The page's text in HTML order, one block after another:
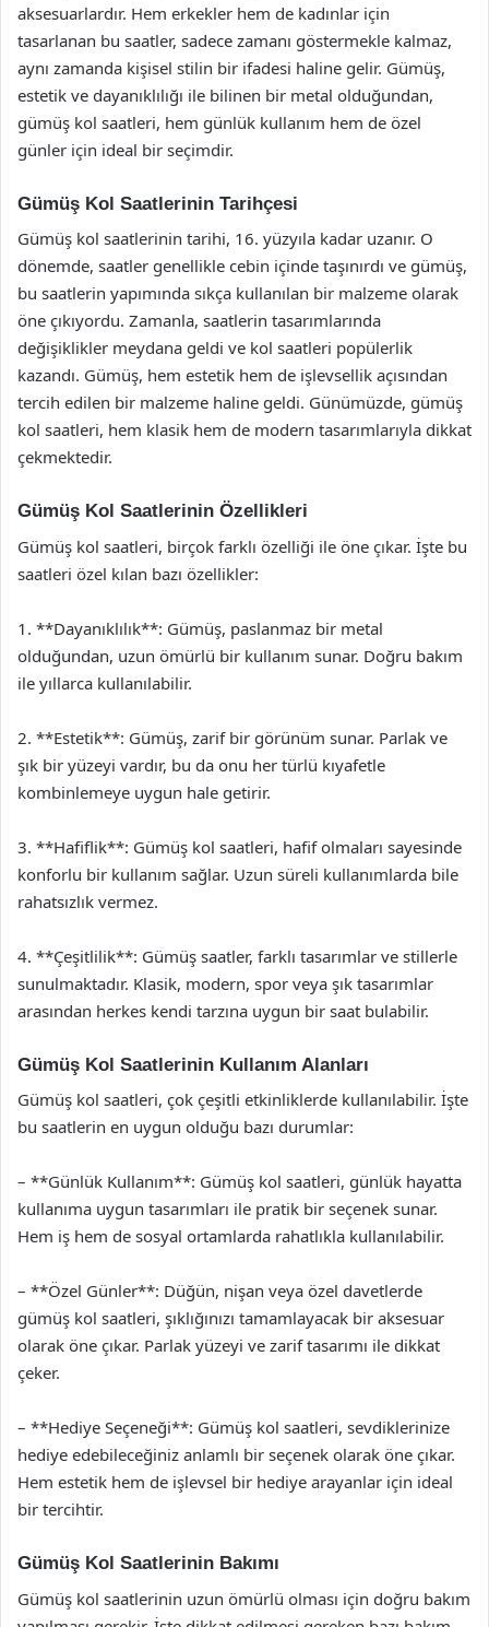
aksesuarlardır. Hem erkekler hem de kadınlar için
tasarlanan bu saatler, sadece zamanı göstermekle kalmaz,
aynı zamanda kişisel stilin bir ifadesi haline gelir. Gümüş,
estetik ve dayanıklılığı ile bilinen bir metal olduğundan,
gümüş kol saatleri, hem günlük kullanım hem de özel
günler için ideal bir seçimdir.
Gümüş Kol Saatlerinin Tarihçesi
Gümüş kol saatlerinin tarihi, 16. yüzyıla kadar uzanır. O
dönemde, saatler genellikle cebin içinde taşınırdı ve gümüş,
bu saatlerin yapımında sıkça kullanılan bir malzeme olarak
öne çıkıyordu. Zamanla, saatlerin tasarımlarında
değişiklikler meydana geldi ve kol saatleri popülerlik
kazandı. Gümüş, hem estetik hem de işlevsellik açısından
tercih edilen bir malzeme haline geldi. Günümüzde, gümüş
kol saatleri, hem klasik hem de modern tasarımlarıyla dikkat
çekmektedir.
Gümüş Kol Saatlerinin Özellikleri
Gümüş kol saatleri, birçok farklı özelliği ile öne çıkar. İşte bu
saatleri özel kılan bazı özellikler:
1. **Dayanıklılık**: Gümüş, paslanmaz bir metal
olduğundan, uzun ömürlü bir kullanım sunar. Doğru bakım
ile yıllarca kullanılabilir.
2. **Estetik**: Gümüş, zarif bir görünüm sunar. Parlak ve
şık bir yüzeyi vardır, bu da onu her türlü kıyafetle
kombinlemeye uygun hale getirir.
3. **Hafiflik**: Gümüş kol saatleri, hafif olmaları sayesinde
konforlu bir kullanım sağlar. Uzun süreli kullanımlarda bile
rahatsızlık vermez.
4. **Çeşitlilik**: Gümüş saatler, farklı tasarımlar ve stillerle
sunulmaktadır. Klasik, modern, spor veya şık tasarımlar
arasından herkes kendi tarzına uygun bir saat bulabilir.
Gümüş Kol Saatlerinin Kullanım Alanları
Gümüş kol saatleri, çok çeşitli etkinliklerde kullanılabilir. İşte
bu saatlerin en uygun olduğu bazı durumlar:
– **Günlük Kullanım**: Gümüş kol saatleri, günlük hayatta
kullanıma uygun tasarımları ile pratik bir seçenek sunar.
Hem iş hem de sosyal ortamlarda rahatlıkla kullanılabilir.
– **Özel Günler**: Düğün, nişan veya özel davetlerde
gümüş kol saatleri, şıklığınızı tamamlayacak bir aksesuar
olarak öne çıkar. Parlak yüzeyi ve zarif tasarımı ile dikkat
çeker.
– **Hediye Seçeneği**: Gümüş kol saatleri, sevdiklerinize
hediye edebileceğiniz anlamlı bir seçenek olarak öne çıkar.
Hem estetik hem de işlevsel bir hediye arayanlar için ideal
bir tercihtir.
Gümüş Kol Saatlerinin Bakımı
Gümüş kol saatlerinin uzun ömürlü olması için doğru bakım